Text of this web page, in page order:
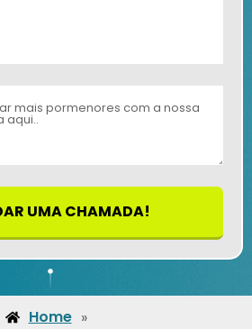
UMA CHAMADA!
Home »